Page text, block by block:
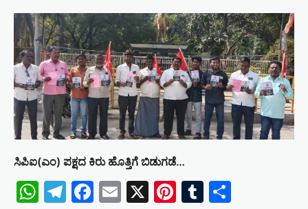
i
g
a
t
i
o
n
ಸಿಪಿಐ(ಎಂ) ಪಕ್ಷದ ಕಿರು ಹೊತ್ತಿಗೆ ಬಿಡುಗಡೆ…
WhatsApp
Telegram
Facebook
Email
X Pinterest
Tumblr